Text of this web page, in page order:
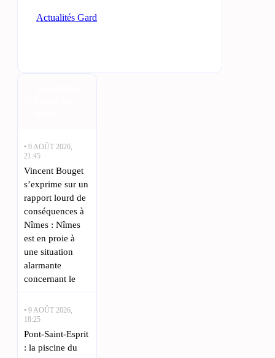
Actualités Gard
• 9 AOÛT 2026,
21:45
Vincent Bouget
s’exprime sur un
rapport lourd de
conséquences à
Nîmes : Nîmes
est en proie à
une situation
alarmante
concernant le
• 9 AOÛT 2026,
18:25
Pont-Saint-Esprit
: la piscine du